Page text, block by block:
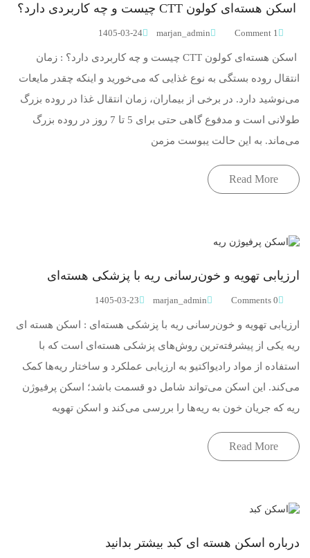
اسکن هسته‌ای کولون CTT چیست و چه کاربردی دارد؟
1 Comment
marjan_admin
1405-03-24
اسکن هسته‌ای کولون CTT چیست و چه کاربردی دارد؟ : زمان
انتقال روده بستگی به نوع غذایی که می‌خورید و اینکه چقدر مایعات
می‌نوشید دارد. در برخی از بیماران، زمان انتقال غذا در روده بزرگ
طولانی است و مدفوع گاهی حتی برای 5 تا 7 روز در روده بزرگ
می‌ماند. به این حالت یبوست مزمن
Read More
ارزیابی تهویه و خون‌رسانی ریه با پزشکی هسته‌ای
0 Comments
marjan_admin
1405-03-23
ارزیابی تهویه و خون‌رسانی ریه با پزشکی هسته‌ای : اسکن هسته ای
ریه یکی از پیشرفته‌ترین روش‌های پزشکی هسته‌ای است که با
استفاده از مواد رادیواکتیو به ارزیابی عملکرد و ساختار ریه‌ها کمک
می‌کند. این اسکن می‌تواند شامل دو قسمت باشد؛ اسکن پرفیوژن
ریه که جریان خون به ریه‌ها را بررسی می‌کند و اسکن تهویه
Read More
درباره اسکن هسته ای کبد بیشتر بدانید